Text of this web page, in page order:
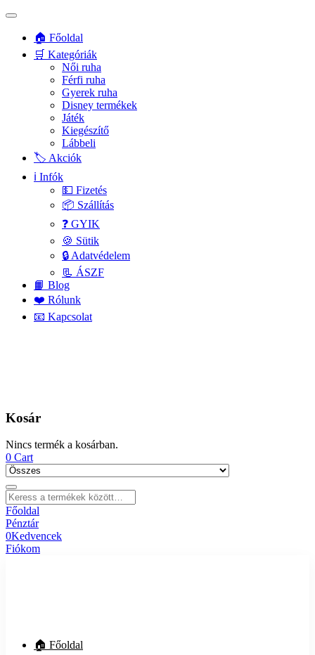
🏠 Főoldal
🛒 Kategóriák
Női ruha
Férfi ruha
Gyerek ruha
Disney termékek
Játék
Kiegészítő
Lábbeli
🏷️ Akciók
ℹ️ Infók
💵 Fizetés
📦 Szállítás
❓ GYIK
🍪 Sütik
🔒 Adatvédelem
📃 ÁSZF
📙 Blog
❤️ Rólunk
📧 Kapcsolat
Kosár
Nincs termék a kosárban.
0 Cart
Főoldal
Pénztár
0Kedvencek
Fiókom
🏠 Főoldal